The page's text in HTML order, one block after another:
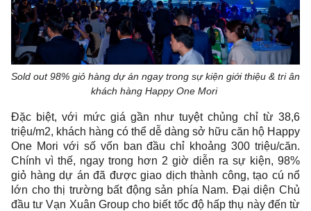
Sold out 98% giỏ hàng dự án ngay trong sự kiện giới thiệu & tri ân
khách hàng Happy One Mori
Đặc biệt, với mức giá gần như tuyệt chủng chỉ từ 38,6
triệu/m2, khách hàng có thể dễ dàng sở hữu căn hộ Happy
One Mori với số vốn ban đầu chỉ khoảng 300 triệu/căn.
Chính vì thế, ngay trong hơn 2 giờ diễn ra sự kiện, 98%
giỏ hàng dự án đã được giao dịch thành công, tạo cú nổ
lớn cho thị trường bất động sản phía Nam. Đại diện Chủ
đầu tư Vạn Xuân Group cho biết tốc độ hấp thụ này đến từ